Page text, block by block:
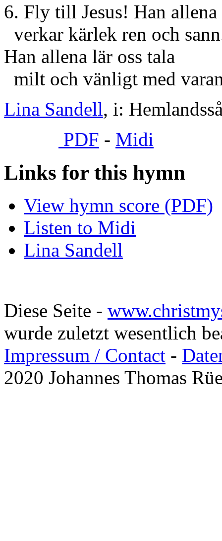
6. Fly till Jesus! Han allena
verkar kärlek ren och
Han allena lär oss tala
milt och vänligt med
Lina Sandell, i:
PDF - Midi
Links for this hymn
View hymn score (PDF)
Listen to Midi
Lina Sandell
Diese Seite -
wurde zuletzt wesentlich
Impressum / Contact -
2020 Johannes Thomas